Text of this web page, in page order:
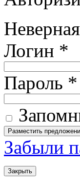
Логин *
Пароль *
Забыли
Закрыть